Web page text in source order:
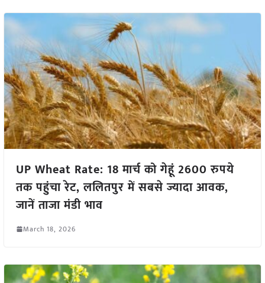
UP Wheat Rate: 18 मार्च को गेहूं 2600 रुपये
तक पहुंचा रेट, ललितपुर में सबसे ज्यादा आवक,
जानें ताजा मंडी भाव
March 18, 2026